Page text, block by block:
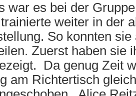
war es bei der
weiter in der
So konnten
Zuerst haben sie
Da genug Zeit
am Richtertisch